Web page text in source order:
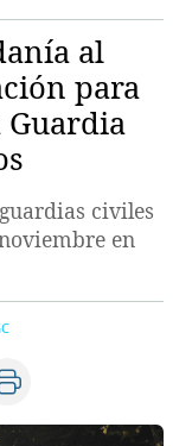
al
para
civiles
en